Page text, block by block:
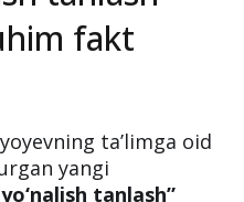
tanlash
fakt